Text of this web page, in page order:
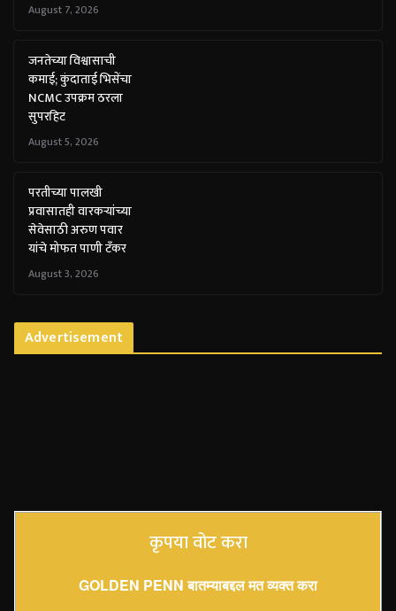
August 7, 2026
जनतेच्या विश्वासाची
कमाई; कुंदाताई भिसेंचा
NCMC उपक्रम ठरला
सुपरहिट
August 5, 2026
परतीच्या पालखी
प्रवासातही वारकऱ्यांच्या
सेवेसाठी अरुण पवार
यांचे मोफत पाणी टँकर
August 3, 2026
Advertisement
कृपया वोट करा
GOLDEN PENN बातम्याबद्दल मत व्यक्त करा